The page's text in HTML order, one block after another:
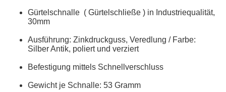
Gürtelschnalle ( Gürtelschließe ) in Industriequalität,
30mm
Ausführung: Zinkdruckguss, Veredlung / Farbe:
Silber Antik, poliert und verziert
Befestigung mittels Schnellverschluss
Gewicht je Schnalle: 53 Gramm